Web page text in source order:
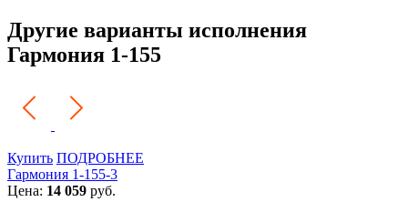
Другие варианты исполнения
Гармония 1-155
Купить ПОДРОБНЕЕ
Гармония 1-155-3
Цена: 14 059 руб.